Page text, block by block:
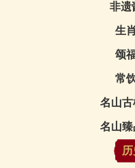
非遗
生
颂
常
名山古
名山